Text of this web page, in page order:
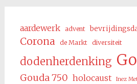
aardewerk advent
Corona de Markt diversiteit
dodenherdenking
Gouda 750 holocaust Inez